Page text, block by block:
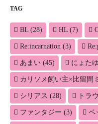
ー
シ
ョ
ン
TAG
BL (28) HL (7)
Re:incarnation (3)
あまい (45) にょた
カリソメ飼い主×比留間
シリアス (28) トラ
ファンタジー (3) ペ